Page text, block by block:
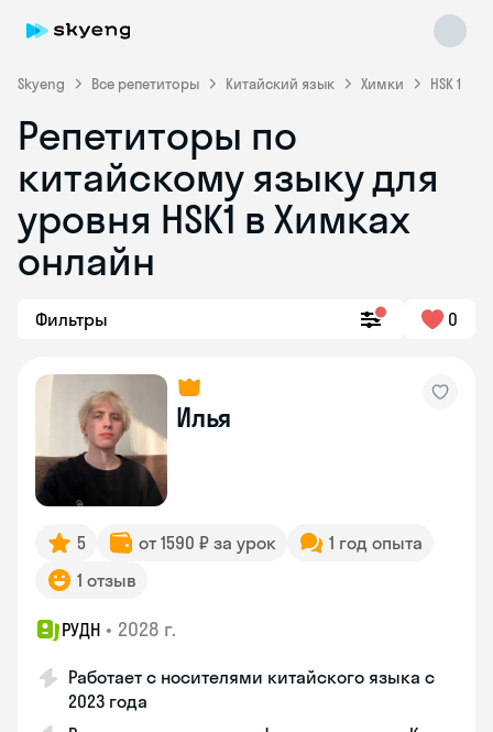
Skyeng Все репетиторы Китайский язык Химки HSK 1
Репетиторы по
китайскому языку для
уровня HSK1 в Химках
онлайн
Фильтры 0
Илья
5 от 1590 ₽ за урок
1 год опыта
1 отзыв
РУДН • 2028 г.
Работает с носителями китайского языка с
2023 года